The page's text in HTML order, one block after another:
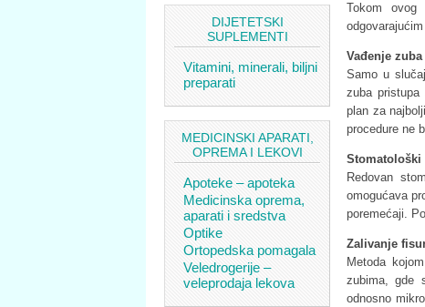
DIJETETSKI
SUPLEMENTI
Vitamini, minerali, biljni
preparati
MEDICINSKI APARATI,
OPREMA I LEKOVI
Apoteke – apoteka
Medicinska oprema,
aparati i sredstva
Optike
Ortopedska pomagala
Veledrogerije –
veleprodaja lekova
Tokom
Vađenje
Samo u
zuba
plan za
procedure ne
Stomatološki
Redovan
omogućava
poremećaji.
Zalivanje
Metoda
zubima, gde
odnosno